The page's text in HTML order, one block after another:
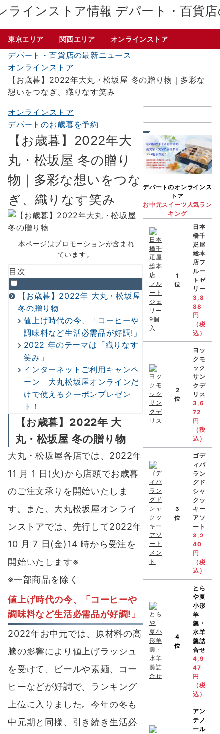
デパート・百貨
東京エリア 関西エリア オンラインストア
デパート・百貨店の最新ニュース
オンラインストア
【お歳暮】2022年大丸・松坂屋 冬の贈り物｜多彩な
想いをつなぎ、織りなす笑み
オンラインストア
デパートのお歳暮を予約
【お歳暮】2022年大
丸・松坂屋 冬の贈り
物｜多彩な想いをつな
ぎ、織りなす笑み
本ページはプロモーションが含まれ
ています。
目次
【お歳暮】2022年 大丸・松坂屋
冬の贈り物
値上げ時代の今、「コーヒーや
調味料など生活必需品が好調!」
2022 年のテーマは「織りなす
笑み」
インターネットご利用キャンペ
ーン 大丸松坂屋オンラインだ
けで使えるクーポンプレゼン
ト！
【お歳暮】2022年 大
丸・松坂屋 冬の贈り物
大丸・松坂屋各店では、2022年
11 月 1 日(火)から店頭でお歳暮
のご注文承りを開始いたしま
す。また、大丸松坂屋オンライ
ンストアでは、先行して2022年
10 月 7 日(金)14 時から受注を
開始いたします※
※一部商品を除く
値上げ時代の今、「コーヒーや
調味料など生活必需品が好調!」
2022年お中元では、原材料の高
騰の影響により値上げラッシュ
を受けて、ビールや素麺、コー
ヒーなどが好調で、ランキング
上位に入りました。今年の冬も
中元期と同様、引き続き生活必
索：
デパートのオンラインス
トア
お中元スイーツ人気ラン
キング
1
位
日本
橋千
疋屋
総本
店フ
ルー
トゼ
リー
3,8
88
円
（税
込）
2
位
ヨッ
クモ
ック
サン
クデ
リス
3,6
72
円
（税
込）
3
位
ゴデ
ィバ
ラン
グド
シャ
クッ
キー
アソ
ート
3,2
40
円
（税
込）
4
位
とら
や夏
小形
羊
羹・
水羊
羹詰
合せ
4,9
47
円
（税
込）
アン
テノ
ール